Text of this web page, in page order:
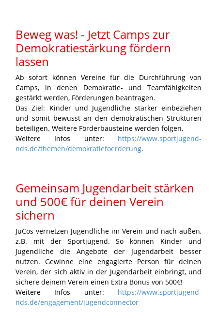
Beweg was! - Jetzt Camps zur
Demokratiestärkung fördern
lassen
Ab sofort können Vereine für die Durchführung von
Camps, in denen Demokratie- und Teamfähigkeiten
gestärkt werden, Förderungen beantragen.
Das Ziel: Kinder und Jugendliche stärker einbeziehen
und somit bewusst an den demokratischen Strukturen
beteiligen. Weitere Förderbausteine werden folgen.
Weitere Infos unter: https://www.sportjugend-
nds.de/themen/demokratiefoerderung.
Gemeinsam Jugendarbeit stärken
und 500€ für deinen Verein
sichern
JuCos vernetzen Jugendliche im Verein und nach außen,
z.B. mit der Sportjugend. So können Kinder und
Jugendliche die Angebote der Jugendarbeit besser
nutzen. Gewinne eine engagierte Person für deinen
Verein, der sich aktiv in der Jugendarbeit einbringt, und
sichere deinem Verein einen Extra Bonus von 500€!
Weitere Infos unter: https://www.sportjugend-
nds.de/engagement/jugendconnector